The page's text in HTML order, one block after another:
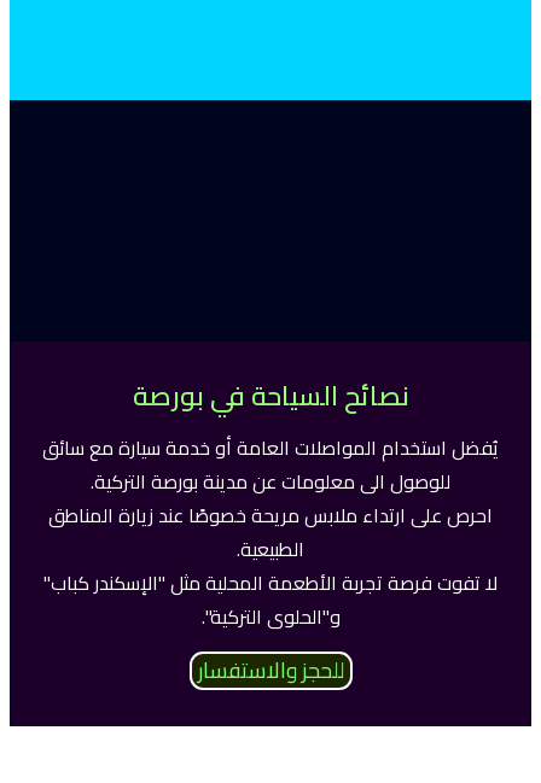
نصائح السياحة في بورصة
يُفضل استخدام المواصلات العامة أو خدمة سيارة مع سائق
للوصول الى معلومات عن مدينة بورصة التركية.
احرص على ارتداء ملابس مريحة خصوصًا عند زيارة المناطق
الطبيعية.
لا تفوت فرصة تجربة الأطعمة المحلية مثل "الإسكندر كباب"
و"الحلوى التركية".
للحجز والاستفسار